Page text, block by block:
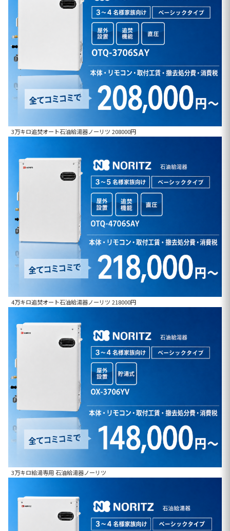
3万キロ追焚オート石油給湯器ノーリツ 208000円
4万キロ追焚オート石油給湯器ノーリツ 218000円
3万キロ給湯専用 石油給湯器ノーリツ